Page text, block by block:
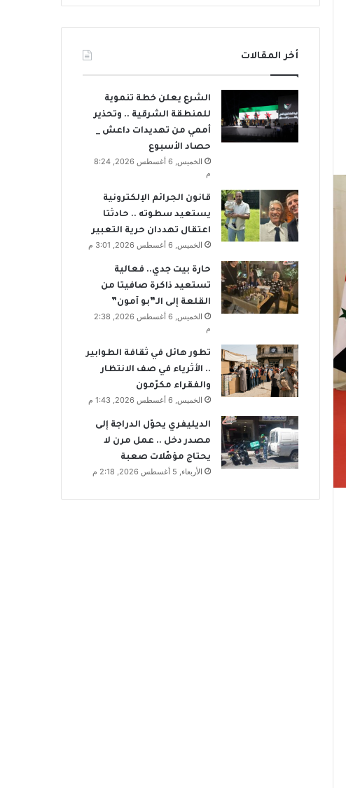
أخر المقالات
الشرع يعلن خطة تنموية
للمنطقة الشرقية .. وتحذير
أممي من تهديدات داعش _
حصاد الأسبوع
الخميس, 6 أغسطس 2026, 8:24
م
قانون الجرائم الإلكترونية
يستعيد سطوته .. حادثتا
اعتقال تهددان حرية التعبير
الخميس, 6 أغسطس 2026, 3:01 م
حارة بيت جدي.. فعالية
تستعيد ذاكرة صافيتا من
القلعة إلى الـ”بو آمون”
الخميس, 6 أغسطس 2026, 2:38
م
تطور هائل في ثقافة الطوابير
.. الأثرياء في صف الانتظار
والفقراء مكرّمون
الخميس, 6 أغسطس 2026, 1:43 م
الديليفري يحوّل الدراجة إلى
مصدر دخل .. عمل مرن لا
يحتاج مؤهّلات صعبة
الأربعاء, 5 أغسطس 2026, 2:18 م